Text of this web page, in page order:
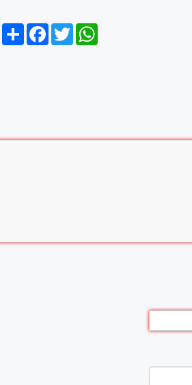
Share
FacebookTwitter
WhatsApp